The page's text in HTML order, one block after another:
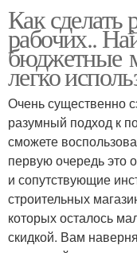
Как сделать
рабочих..
бюджетные
легко
Очень существенно
разумный подход к
сможете
первую очередь это
и сопутствующие
строительных
которых осталось
скидкой. Вам